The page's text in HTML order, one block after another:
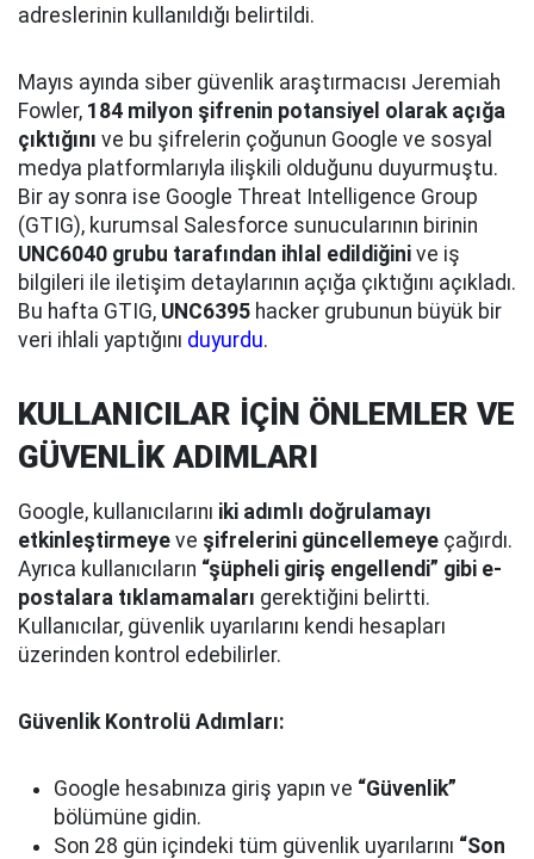
adreslerinin kullanıldığı belirtildi.
Mayıs ayında siber güvenlik araştırmacısı Jeremiah
Fowler, 184 milyon şifrenin potansiyel olarak açığa
çıktığını ve bu şifrelerin çoğunun Google ve sosyal
medya platformlarıyla ilişkili olduğunu duyurmuştu.
Bir ay sonra ise Google Threat Intelligence Group
(GTIG), kurumsal Salesforce sunucularının birinin
UNC6040 grubu tarafından ihlal edildiğini ve iş
bilgileri ile iletişim detaylarının açığa çıktığını açıkladı.
Bu hafta GTIG, UNC6395 hacker grubunun büyük bir
veri ihlali yaptığını duyurdu.
KULLANICILAR İÇİN ÖNLEMLER VE
GÜVENLİK ADIMLARI
Google, kullanıcılarını iki adımlı doğrulamayı
etkinleştirmeye ve şifrelerini güncellemeye çağırdı.
Ayrıca kullanıcıların “şüpheli giriş engellendi” gibi e-
postalara tıklamamaları gerektiğini belirtti.
Kullanıcılar, güvenlik uyarılarını kendi hesapları
üzerinden kontrol edebilirler.
Güvenlik Kontrolü Adımları:
Google hesabınıza giriş yapın ve “Güvenlik”
bölümüne gidin.
Son 28 gün içindeki tüm güvenlik uyarılarını “Son